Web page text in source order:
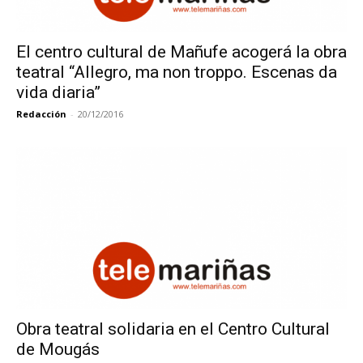
El centro cultural de Mañufe acogerá la obra
teatral “Allegro, ma non troppo. Escenas da
vida diaria”
Redacción - 20/12/2016
Obra teatral solidaria en el Centro Cultural
de Mougás